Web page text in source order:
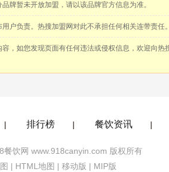
牌暂未开放加盟，请以该品牌官方信息为准。
户负责。热搜加盟网对此不承担任何相关连带责任。
，如您发现页面有任何违法或侵权信息，欢迎向
| 排行榜 | 餐饮资讯 |
饮网 www.918canyin.com 版权所有
| HTML地图 | 移动版 | MIP版